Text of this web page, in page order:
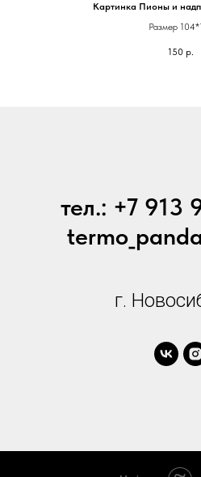
Картинка Пионы и
Размер
150 р.
тел.: +7 913
г.